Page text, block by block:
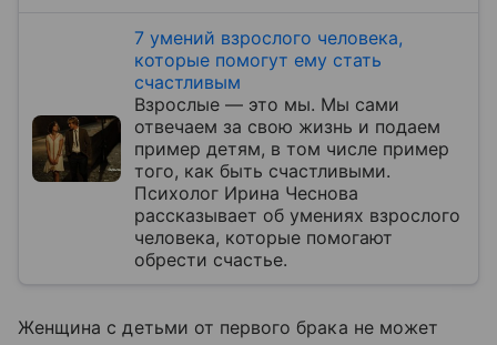
7 умений взрослого человека,
которые помогут ему стать
счастливым
Взрослые — это мы. Мы сами
отвечаем за свою жизнь и подаем
пример детям, в том числе пример
того, как быть счастливыми.
Психолог Ирина Чеснова
рассказывает об умениях взрослого
человека, которые помогают
обрести счастье.
Женщина с детьми от первого брака не может